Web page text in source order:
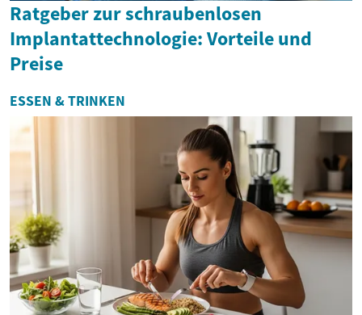
Ratgeber zur schraubenlosen
Implantattechnologie: Vorteile und
Preise
ESSEN & TRINKEN